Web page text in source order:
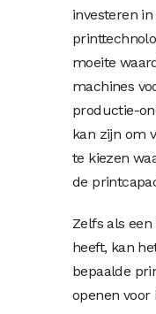
investeren
moeite
machines
productie-
kan zijn om
te kiezen
de
Zelfs als
heeft, kan
bepaalde
openen